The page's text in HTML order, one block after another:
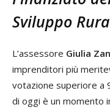
Sviluppo
L’assessore Giulia
imprenditori più
votazione superiore a
di oggi è un momento